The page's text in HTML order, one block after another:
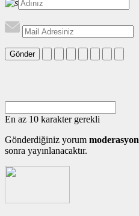
Gönder
En az 10 karakter gerekli
Gönderdiğiniz yorum moderasyon
sonra yayınlanacaktır.